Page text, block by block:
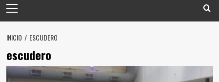
principal
INICIO ESCUDERO
escudero